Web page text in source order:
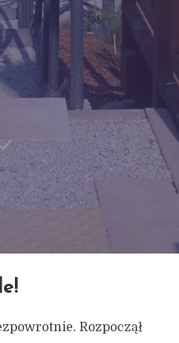
Rozpoczął